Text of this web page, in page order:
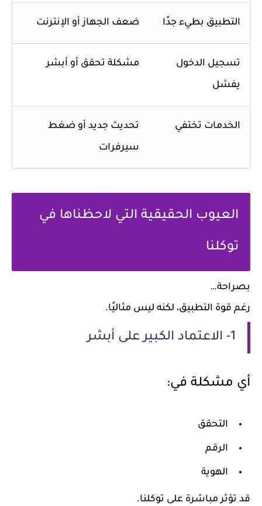
التطبيق بطيء جدًا ضعف الجهاز أو الإنترنت
تسجيل الدخول
يفشل
مشكلة تحقق أو أبشر
الخدمات تختفي تحديث جديد أو ضغط
سيرفرات
العيوب الحقيقية التي لاحظناها في
توكلنا
بصراحة…
رغم قوة التطبيق، لكنه ليس مثاليًا.
1- الاعتماد الكبير على أبشر
أي مشكلة في:
التحقق
الرقم
الهوية
قد تؤثر مباشرة على توكلنا.